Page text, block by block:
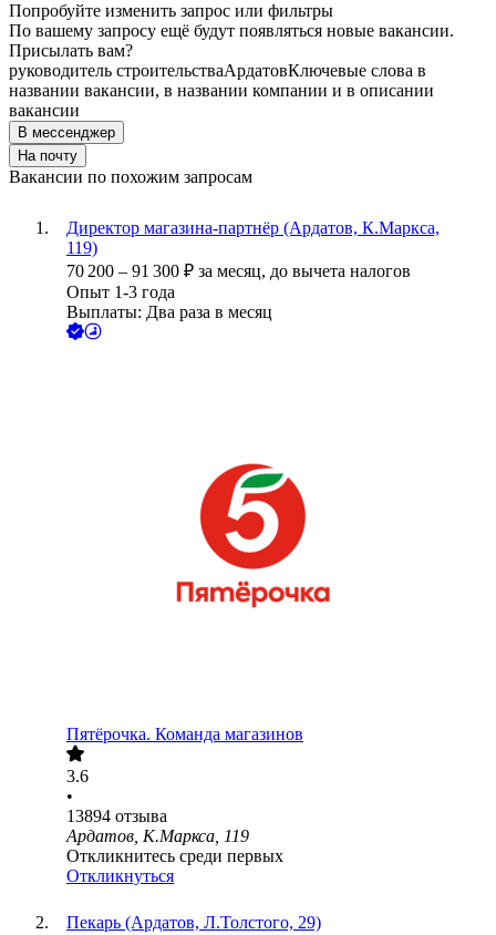
Попробуйте изменить запрос или фильтры
По вашему запросу ещё будут появляться новые вакансии.
Присылать вам?
руководитель строительстваАрдатовКлючевые слова в
названии вакансии, в названии компании и в описании
вакансии
В мессенджер
На почту
Вакансии по похожим запросам
Директор магазина-партнёр (Ардатов, К.Маркса,
119)
70 200 – 91 300 ₽ за месяц, до вычета налогов
Опыт 1-3 года
Выплаты: Два раза в месяц
Пятёрочка. Команда магазинов
3.6
•
13894 отзыва
Ардатов, К.Маркса, 119
Откликнитесь среди первых
Откликнуться
Пекарь (Ардатов, Л.Толстого, 29)